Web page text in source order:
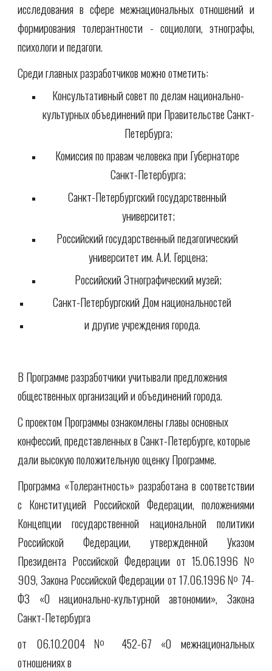
исследования в сфере межнациональных отношений и
формирования толерантности - социологи, этнографы,
психологи и педагоги.
Среди главных разработчиков можно отметить:
Консультативный совет по делам национально-
культурных объединений при Правительстве Санкт-
Петербурга;
Комиссия по правам человека при Губернаторе
Санкт-Петербурга;
Санкт-Петербургский государственный
университет;
Российский государственный педагогический
университет им. А.И. Герцена;
Российский Этнографический музей;
Санкт-Петербургский Дом национальностей
и другие учреждения города.
В Программе разработчики учитывали предложения
общественных организаций и объединений города.
С проектом Программы ознакомлены главы основных
конфессий, представленных в Санкт-Петербурге, которые
дали высокую положительную оценку Программе.
Программа «Толерантность» разработана в соответствии
с Конституцией Российской Федерации, положениями
Концепции государственной национальной политики
Российской Федерации, утвержденной Указом
Президента Российской Федерации от 15.06.1996 №
909, Закона Российской Федерации от 17.06.1996 № 74-
ФЗ «О национально-культурной автономии», Закона
Санкт-Петербурга
от 06.10.2004 № 452-67 «О межнациональных
отношениях в